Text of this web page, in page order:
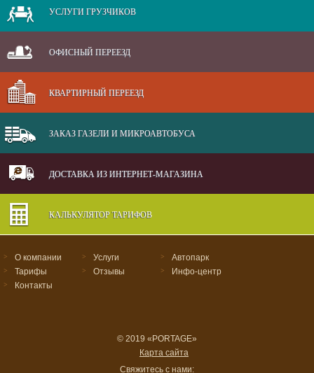
УСЛУГИ ГРУЗЧИКОВ
ОФИСНЫЙ ПЕРЕЕЗД
КВАРТИРНЫЙ ПЕРЕЕЗД
ЗАКАЗ ГАЗЕЛИ И МИКРОАВТОБУСА
ДОСТАВКА ИЗ ИНТЕРНЕТ-МАГАЗИНА
КАЛЬКУЛЯТОР ТАРИФОВ
> О компании > Услуги > Автопарк
> Тарифы > Отзывы > Инфо-центр
> Контакты
© 2019 «PORTAGE»
Карта сайта
Свяжитесь с нами: